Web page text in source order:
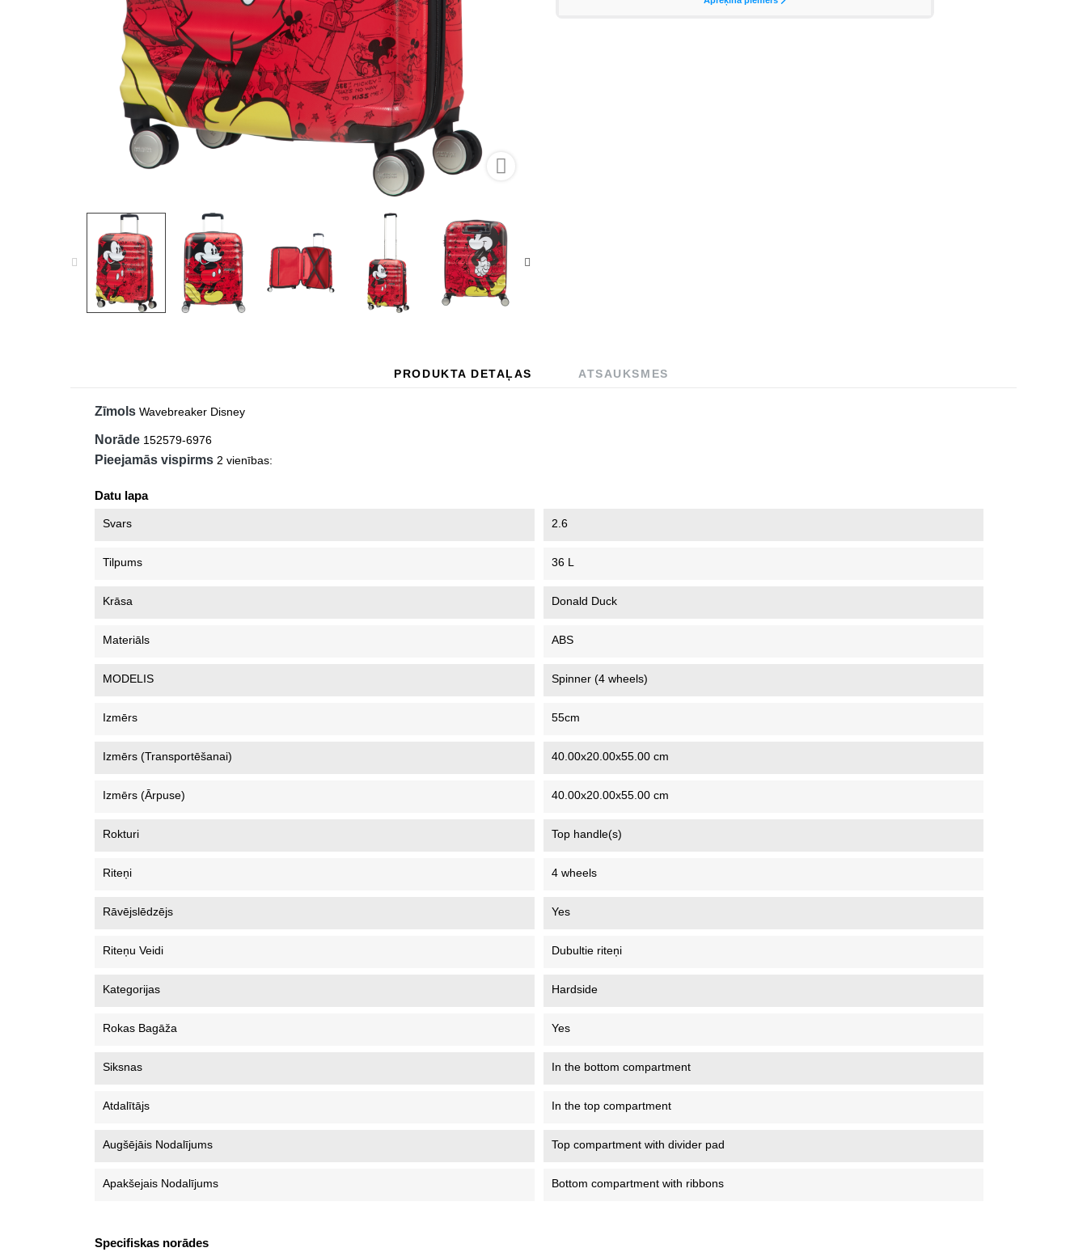

PRODUKTA DETAĻAS ATSAUKSMES
Zīmols Wavebreaker Disney
Norāde 152579-6976
Pieejamās vispirms 2 vienības:
Datu lapa
Svars 2.6
Tilpums 36 L
Krāsa Donald Duck
Materiāls ABS
MODELIS Spinner (4 wheels)
Izmērs 55cm
Izmērs (Transportēšanai) 40.00x20.00x55.00 cm
Izmērs (ārpuse) 40.00x20.00x55.00 cm
Rokturi Top handle(s)
Riteņi 4 wheels
Rāvējslēdzējs Yes
Riteņu Veidi Dubultie riteņi
Kategorijas Hardside
Rokas Bagāža Yes
Siksnas In the bottom compartment
Atdalītājs In the top compartment
Augšējāis Nodalījums Top compartment with divider pad
Apakšejais Nodalījums Bottom compartment with ribbons
Specifiskas norādes